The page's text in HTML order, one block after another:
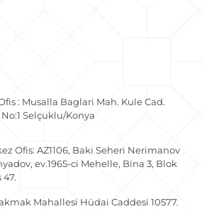
: Musalla Baglari Mah. Kule Cad.
Selçuklu/Konya
Ofis: AZ1106, Baki Seheri Nerimanov
ev.1965-ci Mehelle, Bina 3, Blok
47.
Mahallesi Hüdai Caddesi 10577.